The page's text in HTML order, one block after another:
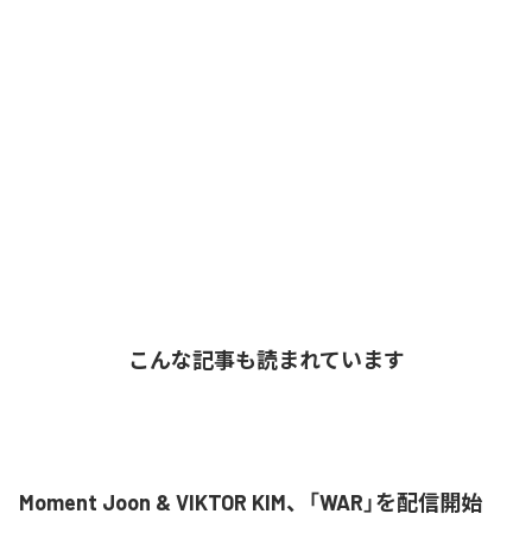
こんな記事も読まれています
Moment Joon & VIKTOR KIM、「WAR」を配信開始